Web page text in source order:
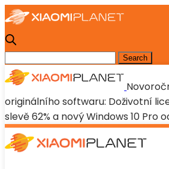
originálního softwaru: Doživotní
slevě 62% a nový Windows 10 Pro